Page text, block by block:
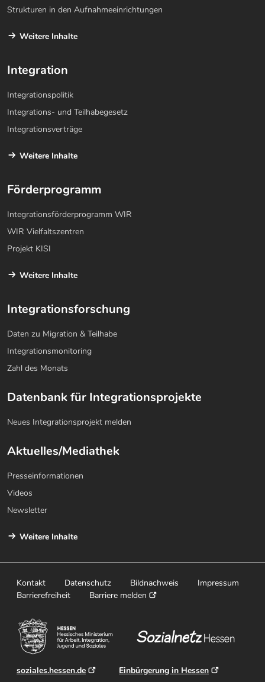
Strukturen in den Aufnahmeeinrichtungen
Weitere Inhalte
Integration
Integrationspolitik
Integrations- und Teilhabegesetz
Integrationsverträge
Weitere Inhalte
Förderprogramm
Integrationsförderprogramm WIR
WIR Vielfaltszentren
Projekt KISI
Weitere Inhalte
Integrationsforschung
Daten zu Migration & Teilhabe
Integrationsmonitoring
Zahl des Monats
Datenbank für Integrationsprojekte
Neues Integrationsprojekt melden
Aktuelles/Mediathek
Presseinformationen
Videos
Newsletter
Weitere Inhalte
Kontakt Datenschutz Bildnachweis
Impressum
Barrierefreiheit
Barriere melden
soziales.hessen.de Einbürgerung in Hessen